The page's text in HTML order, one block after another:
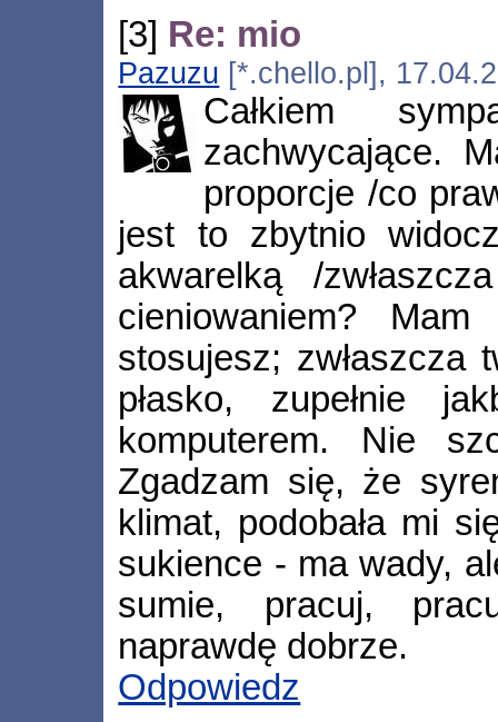
[3] Re: mio
Pazuzu [*.chello.pl],
Całkiem
zachwycające.
proporcje /co
jest to zbytnio
akwarelką /
cieniowaniem?
stosujesz; zwłaszcza
płasko, zupełnie
komputerem. Nie
Zgadzam się, że
klimat, podobała mi
sukience - ma wady,
sumie, pracuj,
naprawdę dobrze.
Odpowiedz